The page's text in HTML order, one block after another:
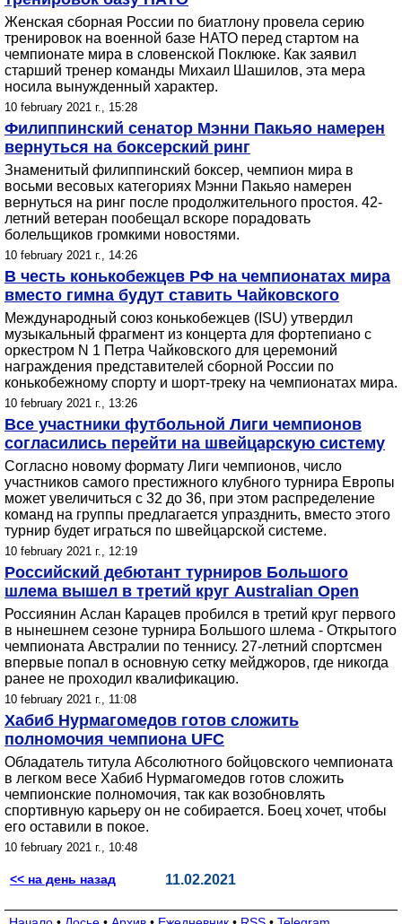
Женская сборная России по биатлону провела серию
тренировок на военной базе НАТО перед стартом на
чемпионате мира в словенской Поклюке. Как заявил
старший тренер команды Михаил Шашилов, эта мера
носила вынужденный характер.
10 february 2021 г., 15:28
Филиппинский сенатор Мэнни Пакьяо намерен
вернуться на боксерский ринг
Знаменитый филиппинский боксер, чемпион мира в
восьми весовых категориях Мэнни Пакьяо намерен
вернуться на ринг после продолжительного простоя. 42-
летний ветеран пообещал вскоре порадовать
болельщиков громкими новостями.
10 february 2021 г., 14:26
В честь конькобежцев РФ на чемпионатах мира
вместо гимна будут ставить Чайковского
Международный союз конькобежцев (ISU) утвердил
музыкальный фрагмент из концерта для фортепиано с
оркестром N 1 Петра Чайковского для церемоний
награждения представителей сборной России по
конькобежному спорту и шорт-треку на чемпионатах мира.
10 february 2021 г., 13:26
Все участники футбольной Лиги чемпионов
согласились перейти на швейцарскую систему
Согласно новому формату Лиги чемпионов, число
участников самого престижного клубного турнира Европы
может увеличиться с 32 до 36, при этом распределение
команд на группы предлагается упразднить, вместо этого
турнир будет играться по швейцарской системе.
10 february 2021 г., 12:19
Российский дебютант турниров Большого
шлема вышел в третий круг Australian Open
Россиянин Аслан Карацев пробился в третий круг первого
в нынешнем сезоне турнира Большого шлема - Открытого
чемпионата Австралии по теннису. 27-летний спортсмен
впервые попал в основную сетку мейджоров, где никогда
ранее не проходил квалификацию.
10 february 2021 г., 11:08
Хабиб Нурмагомедов готов сложить
полномочия чемпиона UFC
Обладатель титула Абсолютного бойцовского чемпионата
в легком весе Хабиб Нурмагомедов готов сложить
чемпионские полномочия, так как возобновлять
спортивную карьеру он не собирается. Боец хочет, чтобы
его оставили в покое.
10 february 2021 г., 10:48
<< на день назад 11.02.2021